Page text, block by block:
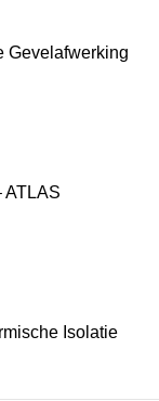
Gevelafwerking
ATLAS
Isolatie